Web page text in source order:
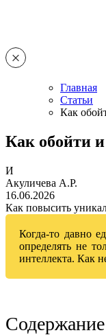
Главная
Статьи
Как
Как обойти
И
Акуличева А.Р.
16.06.2026
Как повысить
Когда-то давно
определять не
интеллекта. Как
Содержание